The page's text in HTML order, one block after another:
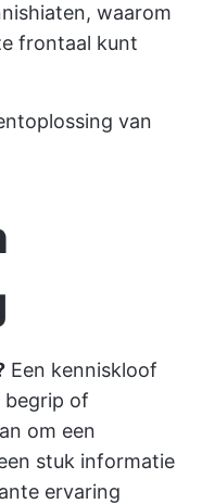
waarom
frontaal kunt
van
Een kenniskloof
begrip of
om een
stuk informatie
ervaring